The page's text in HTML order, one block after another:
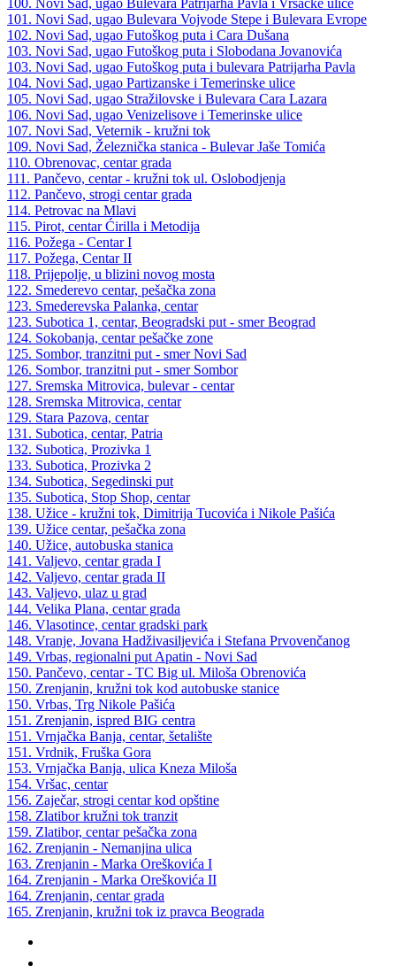
100. Novi Sad, ugao Bulevara Patrijarha Pavla i Vršačke ulice
101. Novi Sad, ugao Bulevara Vojvode Stepe i Bulevara Evrope
102. Novi Sad, ugao Futoškog puta i Cara Dušana
103. Novi Sad, ugao Futoškog puta i Slobodana Jovanovića
103. Novi Sad, ugao Futoškog puta i bulevara Patrijarha Pavla
104. Novi Sad, ugao Partizanske i Temerinske ulice
105. Novi Sad, ugao Stražilovske i Bulevara Cara Lazara
106. Novi Sad, ugao Venizelisove i Temerinske ulice
107. Novi Sad, Veternik - kružni tok
109. Novi Sad, Železnička stanica - Bulevar Jaše Tomića
110. Obrenovac, centar grada
111. Pančevo, centar - kružni tok ul. Oslobodjenja
112. Pančevo, strogi centar grada
114. Petrovac na Mlavi
115. Pirot, centar Ćirilla i Metodija
116. Požega - Centar I
117. Požega, Centar II
118. Prijepolje, u blizini novog mosta
122. Smederevo centar, pešačka zona
123. Smederevska Palanka, centar
123. Subotica 1, centar, Beogradski put - smer Beograd
124. Sokobanja, centar pešačke zone
125. Sombor, tranzitni put - smer Novi Sad
126. Sombor, tranzitni put - smer Sombor
127. Sremska Mitrovica, bulevar - centar
128. Sremska Mitrovica, centar
129. Stara Pazova, centar
131. Subotica, centar, Patria
132. Subotica, Prozivka 1
133. Subotica, Prozivka 2
134. Subotica, Segedinski put
135. Subotica, Stop Shop, centar
138. Užice - kružni tok, Dimitrija Tucovića i Nikole Pašića
139. Užice centar, pešačka zona
140. Užice, autobuska stanica
141. Valjevo, centar grada I
142. Valjevo, centar grada II
143. Valjevo, ulaz u grad
144. Velika Plana, centar grada
146. Vlasotince, centar gradski park
148. Vranje, Jovana Hadživasiljevića i Stefana Prvovenčanog
149. Vrbas, regionalni put Apatin - Novi Sad
150. Pančevo, centar - TC Big ul. Miloša Obrenovića
150. Zrenjanin, kružni tok kod autobuske stanice
150. Vrbas, Trg Nikole Pašića
151. Zrenjanin, ispred BIG centra
151. Vrnjačka Banja, centar, šetalište
151. Vrdnik, Fruška Gora
153. Vrnjačka Banja, ulica Kneza Miloša
154. Vršac, centar
156. Zaječar, strogi centar kod opštine
158. Zlatibor kružni tok tranzit
159. Zlatibor, centar pešačka zona
162. Zrenjanin - Nemanjina ulica
163. Zrenjanin - Marka Oreškovića I
164. Zrenjanin - Marka Oreškovića II
164. Zrenjanin, centar grada
165. Zrenjanin, kružni tok iz pravca Beograda